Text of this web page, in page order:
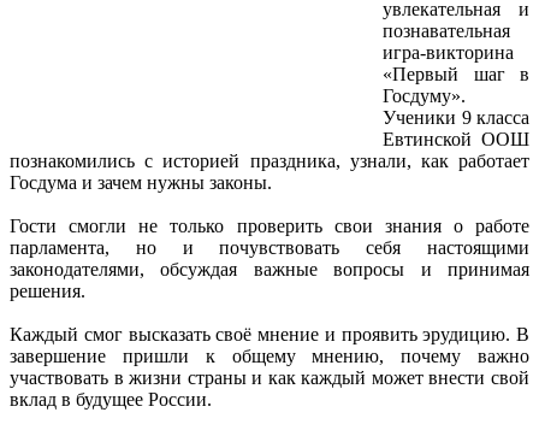
увлекательная и
познавательная
игра-викторина
«Первый шаг в
Госдуму».
Ученики 9 класса
Евтинской ООШ
познакомились с историей праздника, узнали, как работает
Госдума и зачем нужны законы.
Гости смогли не только проверить свои знания о работе
парламента, но и почувствовать себя настоящими
законодателями, обсуждая важные вопросы и принимая
решения.
Каждый смог высказать своё мнение и проявить эрудицию. В
завершение пришли к общему мнению, почему важно
участвовать в жизни страны и как каждый может внести свой
вклад в будущее России.